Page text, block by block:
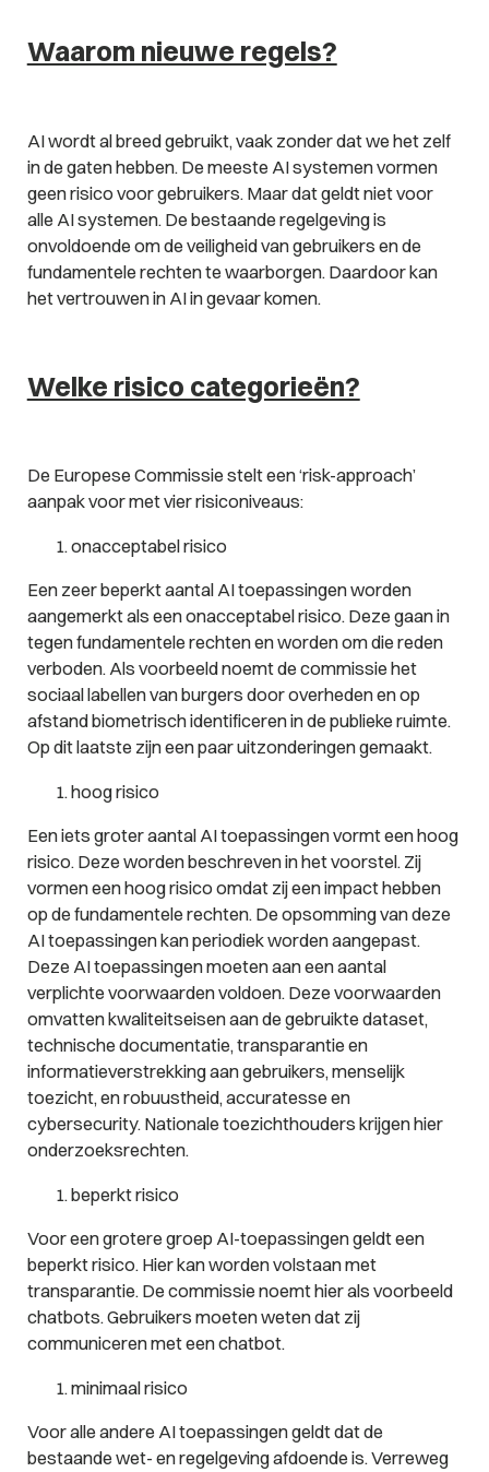
Waarom nieuwe regels?
AI wordt al breed gebruikt, vaak zonder dat we het zelf
in de gaten hebben. De meeste AI systemen vormen
geen risico voor gebruikers. Maar dat geldt niet voor
alle AI systemen. De bestaande regelgeving is
onvoldoende om de veiligheid van gebruikers en de
fundamentele rechten te waarborgen. Daardoor kan
het vertrouwen in AI in gevaar komen.
Welke risico categorieën?
De Europese Commissie stelt een ‘risk-approach’
aanpak voor met vier risiconiveaus:
onacceptabel risico
Een zeer beperkt aantal AI toepassingen worden
aangemerkt als een onacceptabel risico. Deze gaan in
tegen fundamentele rechten en worden om die reden
verboden. Als voorbeeld noemt de commissie het
sociaal labellen van burgers door overheden en op
afstand biometrisch identificeren in de publieke ruimte.
Op dit laatste zijn een paar uitzonderingen gemaakt.
hoog risico
Een iets groter aantal AI toepassingen vormt een hoog
risico. Deze worden beschreven in het voorstel. Zij
vormen een hoog risico omdat zij een impact hebben
op de fundamentele rechten. De opsomming van deze
AI toepassingen kan periodiek worden aangepast.
Deze AI toepassingen moeten aan een aantal
verplichte voorwaarden voldoen. Deze voorwaarden
omvatten kwaliteitseisen aan de gebruikte dataset,
technische documentatie, transparantie en
informatieverstrekking aan gebruikers, menselijk
toezicht, en robuustheid, accuratesse en
cybersecurity. Nationale toezichthouders krijgen hier
onderzoeksrechten.
beperkt risico
Voor een grotere groep AI-toepassingen geldt een
beperkt risico. Hier kan worden volstaan met
transparantie. De commissie noemt hier als voorbeeld
chatbots. Gebruikers moeten weten dat zij
communiceren met een chatbot.
minimaal risico
Voor alle andere AI toepassingen geldt dat de
bestaande wet- en regelgeving afdoende is. Verreweg